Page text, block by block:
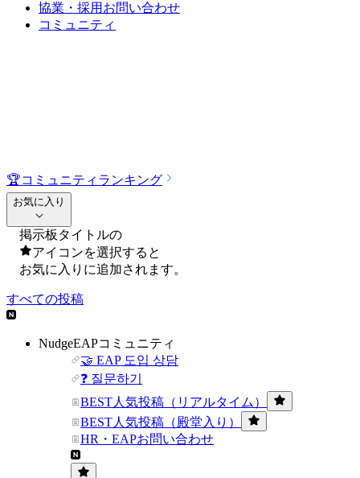
協業・採用お問い合わせ
コミュニティ
🏆コミュニティランキング
お気に入り
掲示板タイトルの
アイコンを選択すると
お気に入りに追加されます。
すべての投稿
NudgeEAPコミュニティ
🤝 EAP 도입 상담
❓ 질문하기
BEST人気投稿（リアルタイム）
BEST人気投稿（殿堂入り）
HR・EAPお問い合わせ